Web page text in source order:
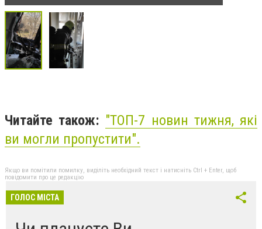
Читайте також: "ТОП-7 новин тижня, які
ви могли пропустити".
Якщо ви помітили помилку, виділіть необхідний текст і натисніть Ctrl + Enter, щоб
повідомити про це редакцію
ГОЛОС МІСТА